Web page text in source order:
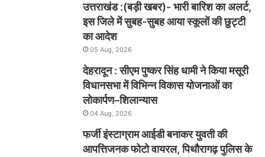
उत्तराखंड :(बड़ी खबर)- भारी बारिश का अलर्ट,
इस जिले में सुबह-सुबह आया स्कूलों की छुट्टी
का आदेश
05 Aug, 2026
देहरादून : सीएम पुष्कर सिंह धामी ने किया मसूरी
विधानसभा में विभिन्न विकास योजनाओं का
लोकार्पण–शिलान्यास
04 Aug, 2026
फर्जी इंस्टाग्राम आईडी बनाकर युवती की
आपत्तिजनक फोटो वायरल, पिथौरागढ़ पुलिस के